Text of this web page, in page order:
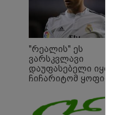
"რეალის" ეს
ვარსკვლავი
დაუფასებელი იყო" -
ჩიჩარიტომ ყოფილ
ისაუბრა